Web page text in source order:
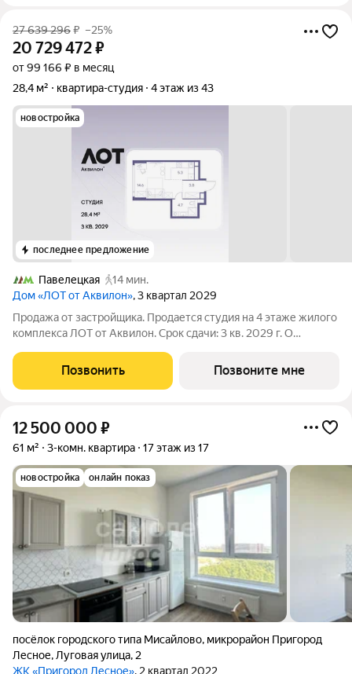
27 639 296₽ –25%
20 729 472₽
от 99 166 ₽ в месяц
28,4 м²
квартира-студия 4 этаж из 43
новостройка
последнее предложение
Павелецкая
14 мин.
Дом «ЛОТ от Аквилон», 3 квартал 2029
Продажа от застройщика. Продается студия на 4 этаже жилого
комплекса ЛОТ от Аквилон. Срок сдачи: 3 кв. 2029 г. О
Responsive Environment. Его пространство не статично, оно
трансформируется
Позвонить Позвоните мне
12 500 000 ₽
61 м² 3-комн. квартира 17 этаж из 17
новостройка онлайн показ
посёлок городского типа Мисайлово, микрорайон Пригород
Лесное, Луговая улица, 2
ЖК «Пригород Лесное», 2 квартал 2022